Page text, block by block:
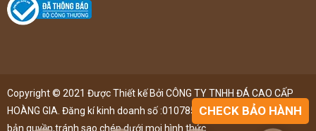
Copyright © 2021 Được Thiết kế Bởi CÔNG TY TNHH ĐÁ CAO CẤP
HOÀNG GIA. Đăng kí kinh doanh số :0107851148 ,đã được đăng kí
bản quyền,tránh sao chép dưới mọi hình thức
CHECK BẢO HÀNH